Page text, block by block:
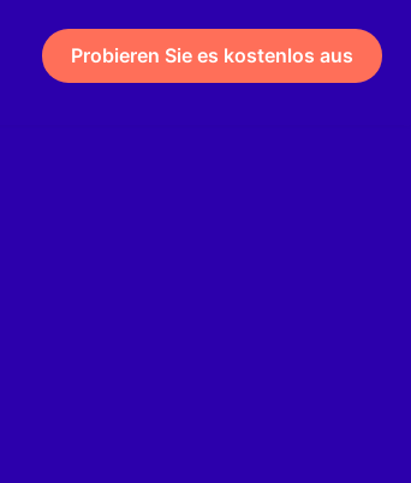
Probieren Sie es kostenlos aus